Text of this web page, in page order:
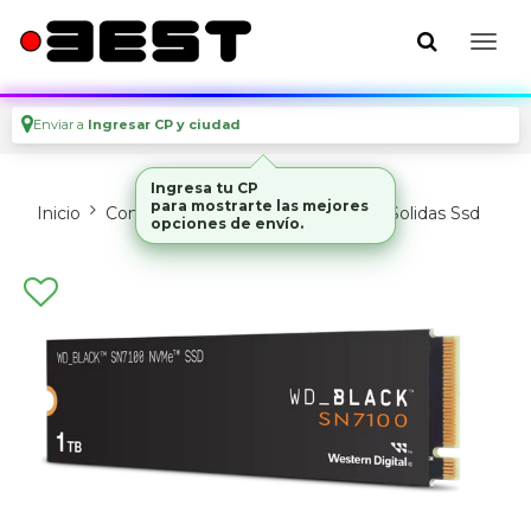
Enviar a Ingresar CP y ciudad
Inicio Componentes De Pc Unidades Solidas Ssd
Ingresa tu CP
para mostrarte las mejores
opciones de envío.